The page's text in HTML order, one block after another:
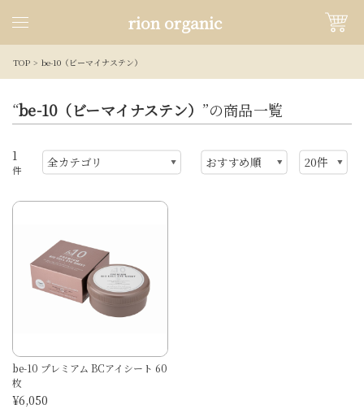
rion organic
TOP be-10（ビーマイナステン）
“be-10（ビーマイナステン） ”の商品一覧
1
件
be-10 プレミアム BCアイシート 60
枚
¥6,050